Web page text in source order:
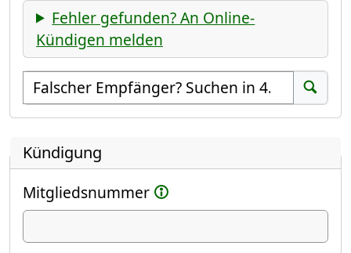
Fehler gefunden? An Online-
Kündigen melden
Empfänger suchen
Suchen
Kündigung
Mitgliedsnummer